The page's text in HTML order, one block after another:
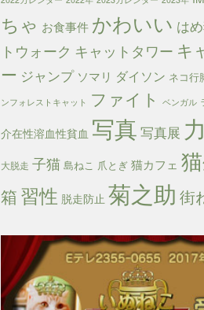
ちゃ お食事件 かわいい は
トウォーク キャットタワー キ
ー ジャンプ ソマリ ダイソン ネコ行
ンフォレストキャット ファイト ベンガル
介在性溶血性貧血 写真 写真展
大脱走 子猫 島ねこ 爪とぎ 猫カフェ
箱 習性 脱走防止 菊之助 街